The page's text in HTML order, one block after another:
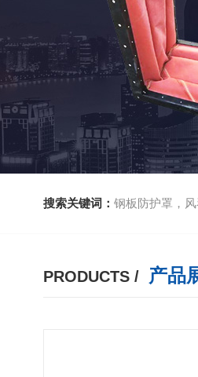
搜索关键词： 钢板防护罩，风
PRODUCTS / 产品